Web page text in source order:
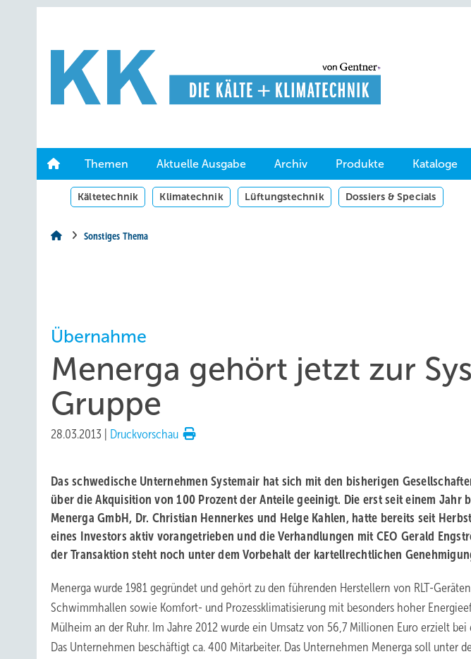
Hauptinhalt
Hauptmenü
Themen Aktuelle Ausgabe Archiv Produkte Kataloge
Kältetechnik Klimatechnik Lüftungstechnik Dossiers & Specials
Sonstiges Thema
Übernahme
Menerga gehört jetzt zur
Gruppe
28.03.2013 Druckvorschau
Das schwedische Unternehmen Systemair hat sich mit den bisherigen
über die Akquisition von 100 Prozent der Anteile geeinigt. Die erst seit einem Jahr
Menerga GmbH, Dr. Christian Hennerkes und Helge Kahlen, hatte bereits seit
eines Investors aktiv vorangetrieben und die Verhandlungen mit CEO Gerald
der Transaktion steht noch unter dem Vorbehalt der kartellrechtlichen
Menerga wurde 1981 gegründet und gehört zu den führenden Herstellern von RLT-
Schwimmhallen sowie Komfort- und Prozessklimatisierung mit besonders hoher
Mülheim an der Ruhr. Im Jahre 2012 wurde ein Umsatz von 56,7 Millionen Euro erzielt
Das Unternehmen beschäftigt ca. 400 Mitarbeiter. Das Unternehmen Menerga soll unter